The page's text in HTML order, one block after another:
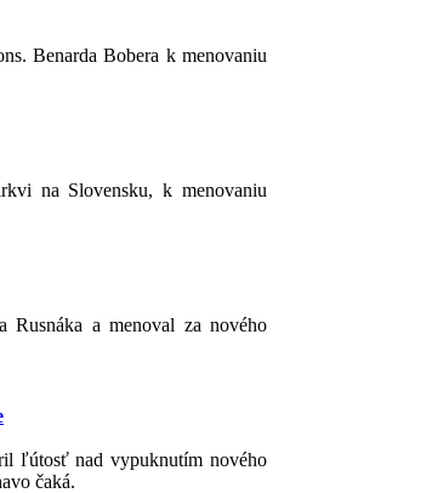
Benarda Bobera k menovaniu
na Slovensku, k menovaniu
Rusnáka a menoval za nového
ľútosť nad vypuknutím nového
čaká.